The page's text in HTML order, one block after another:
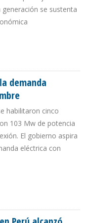
generación se sustenta
demanda
habilitaron cinco
103 Mw de potencia
El gobierno aspira
eléctrica con